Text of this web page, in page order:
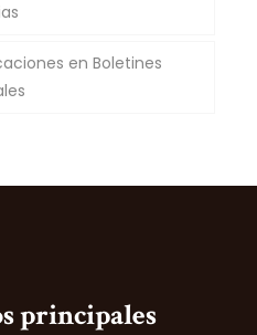
en Boletines
principales